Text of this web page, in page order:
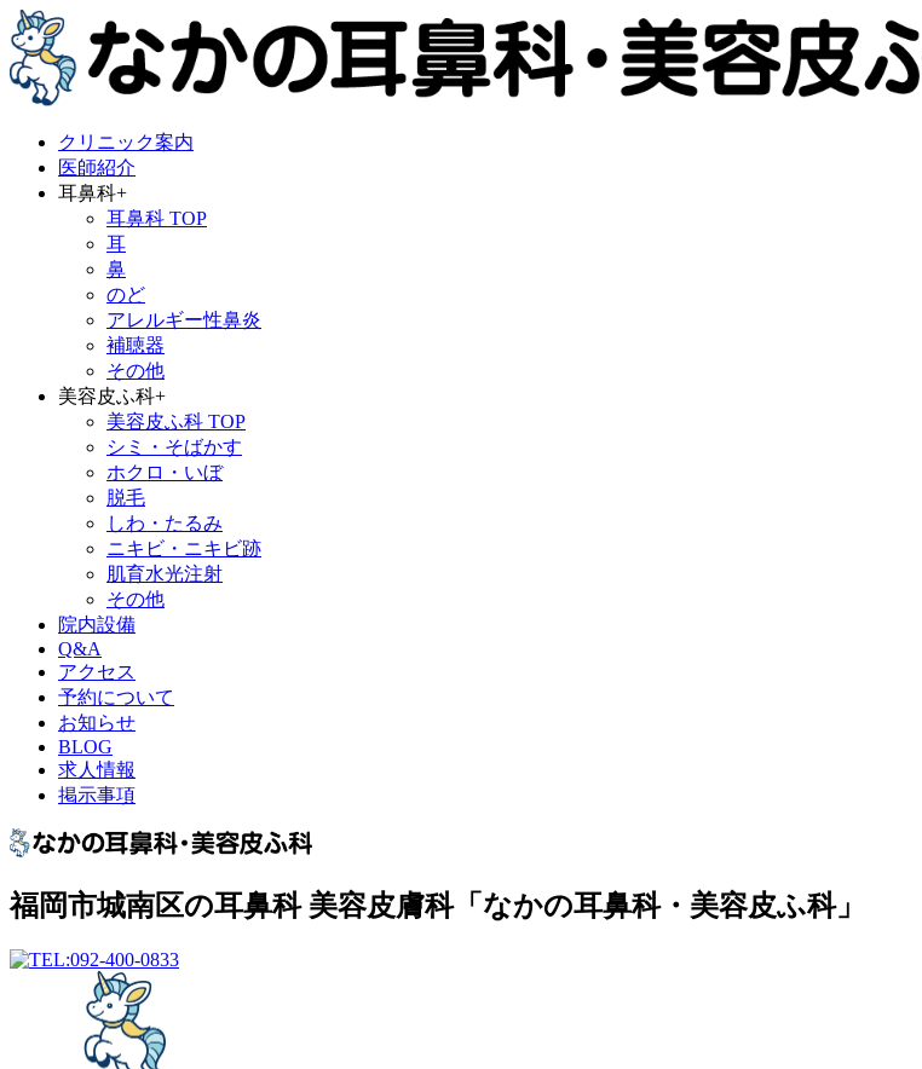
クリニック案内
医師紹介
耳鼻科+
耳鼻科 TOP
耳
鼻
のど
アレルギー性鼻炎
補聴器
その他
美容皮ふ科+
美容皮ふ科 TOP
シミ・そばかす
ホクロ・いぼ
脱毛
しわ・たるみ
ニキビ・ニキビ跡
肌育水光注射
その他
院内設備
Q&A
アクセス
予約について
お知らせ
BLOG
求人情報
掲示事項
福岡市城南区の耳鼻科 美容皮膚科「なかの耳鼻科・美容皮ふ科」